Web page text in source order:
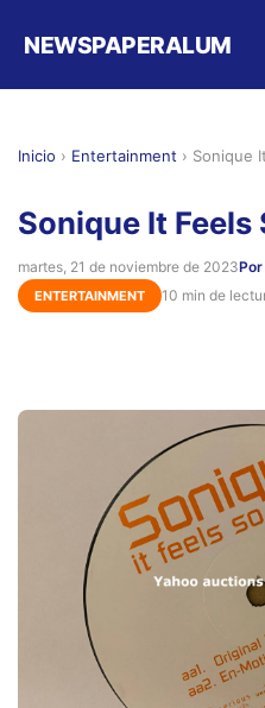
NEWSPAPERALUM
Inicio › Entertainment › Sonique
Sonique It Feels
martes, 21 de noviembre de 2023
ENTERTAINMENT 10 min de